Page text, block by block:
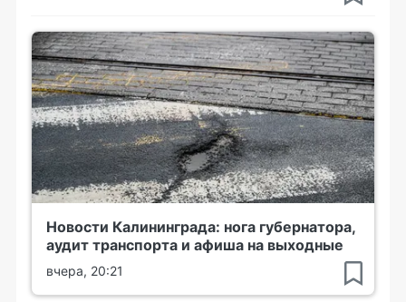
Новости Калининграда: нога губернатора,
аудит транспорта и афиша на выходные
вчера, 20:21